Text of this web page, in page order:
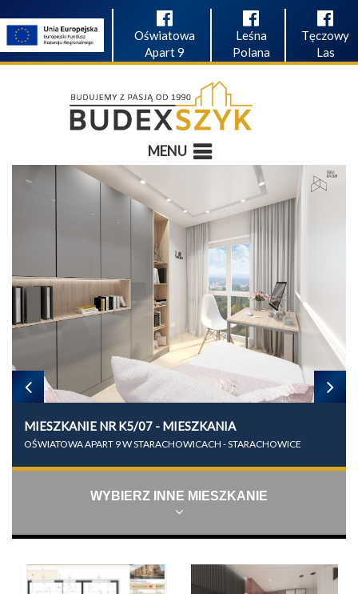
Oświatowa
Apart 9
Leśna
Polana
Tęczowy
Las
MENU
MIESZKANIE NR K5/07 - MIESZKANIA
OŚWIATOWA APART 9 W STARACHOWICACH - STARACHOWICE
WYBIERZ INNE MIESZKANIE